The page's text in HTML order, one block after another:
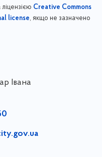
Creative Commons
license, якщо не зазначено
Івана